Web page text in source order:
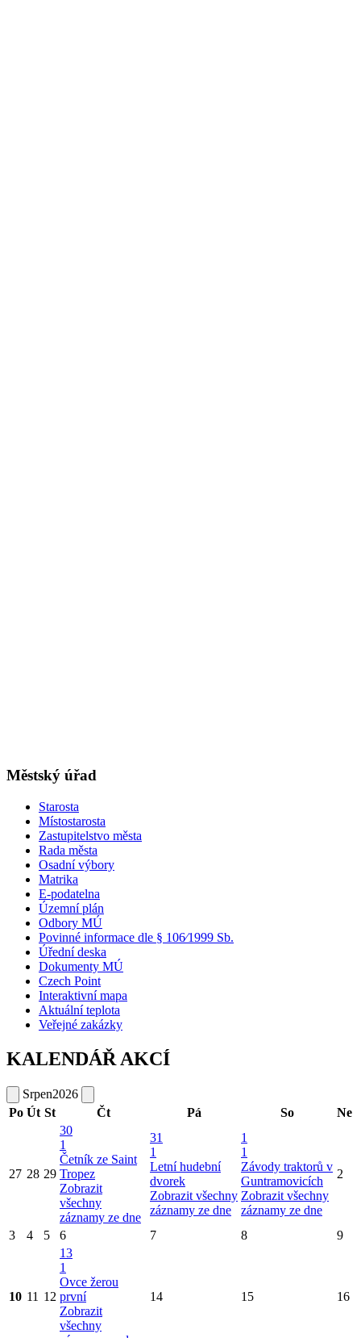
Městský úřad
Starosta
Místostarosta
Zastupitelstvo města
Rada města
Osadní výbory
Matrika
E-podatelna
Územní plán
Odbory MÚ
Povinné informace dle § 106⁄1999 Sb.
Úřední deska
Dokumenty MÚ
Czech Point
Interaktivní mapa
Aktuální teplota
Veřejné zakázky
KALENDÁŘ AKCÍ
Srpen2026
Po Út St Čt Pá So Ne
27 28 29
30
1
Četník ze Saint
Tropez
Zobrazit
všechny
záznamy ze dne
31
1
Letní hudební
dvorek
Zobrazit všechny
záznamy ze dne
1
1
Závody traktorů v
Guntramovicích
Zobrazit všechny
záznamy ze dne
2
3 4 5 6 7 8 9
10 11 12
13
1
Ovce žerou
první
Zobrazit
všechny
14 15 16